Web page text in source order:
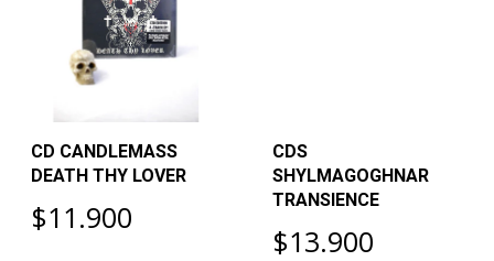
CD CANDLEMASS
DEATH THY LOVER
$11.900
CDS
SHYLMAGOGHNAR
TRANSIENCE
$13.900